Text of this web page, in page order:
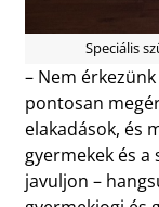
Speciális
– Nem
pontosan
elakadások, és
gyermekek és
javuljon –